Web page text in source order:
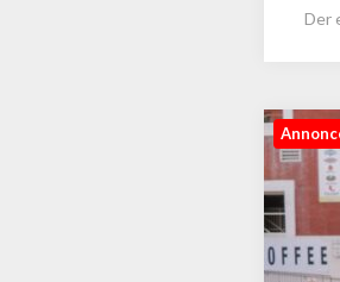
Der